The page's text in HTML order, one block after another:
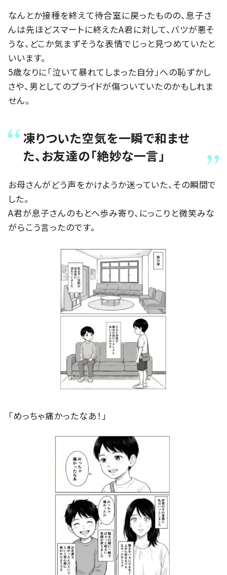
なんとか接種を終えて待合室に戻ったものの、息子さ
んは先ほどスマートに終えたA君に対して、バツが悪そ
うな、どこか気まずそうな表情でじっと見つめていたと
いいます。
5歳なりに「泣いて暴れてしまった自分」への恥ずかし
さや、男としてのプライドが傷ついていたのかもしれま
せん。
凍りついた空気を一瞬で和ませ
た、お友達の「絶妙な一言」
お母さんがどう声をかけようか迷っていた、その瞬間で
した。
A君が息子さんのもとへ歩み寄り、にっこりと微笑みな
がらこう言ったのです。
「めっちゃ痛かったなあ！」